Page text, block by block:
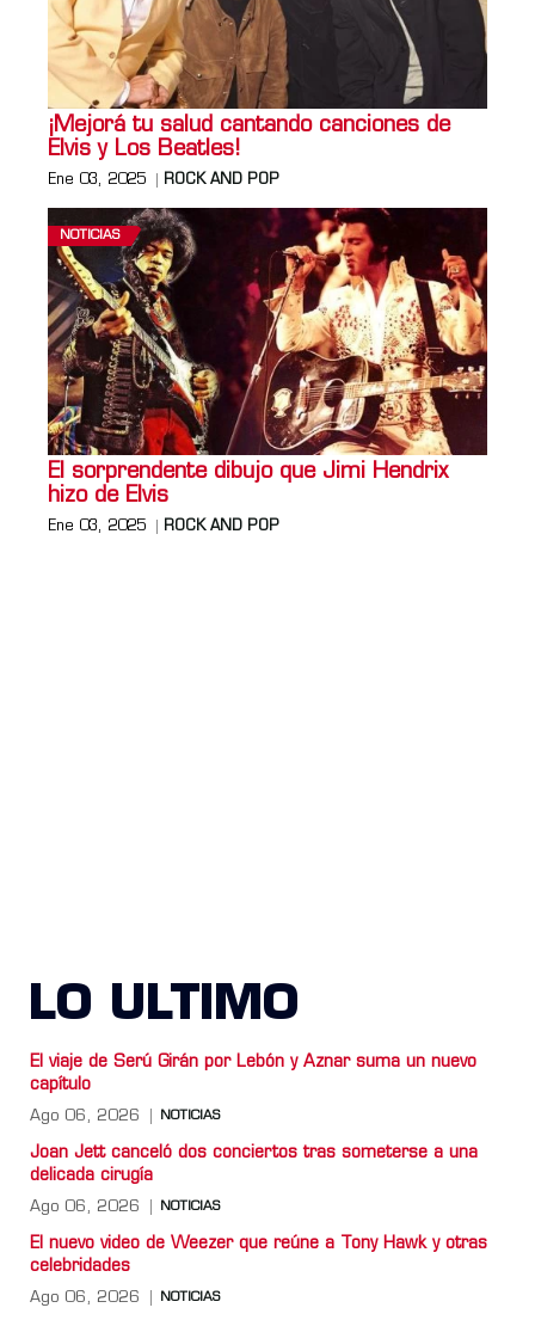
¡Mejorá tu salud cantando canciones de
Elvis y Los Beatles!
Ene 03, 2025 ROCK AND POP
NOTICIAS
El sorprendente dibujo que Jimi Hendrix
hizo de Elvis
Ene 03, 2025 ROCK AND POP
LO ULTIMO
El viaje de Serú Girán por Lebón y Aznar suma un nuevo
capítulo
Ago 06, 2026 NOTICIAS
Joan Jett canceló dos conciertos tras someterse a una
delicada cirugía
Ago 06, 2026 NOTICIAS
El nuevo video de Weezer que reúne a Tony Hawk y otras
celebridades
Ago 06, 2026 NOTICIAS